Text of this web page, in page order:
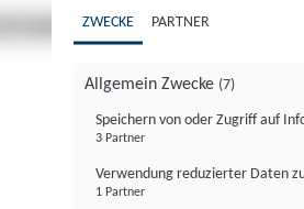
ZWECKE PARTNER
Allgemein Zwecke (7)
Speichern von oder Zugriff auf
3 Partner
Verwendung reduzierter Daten
1 Partner